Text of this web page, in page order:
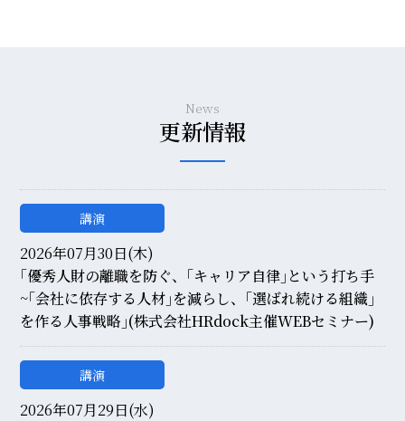
News
更新情報
講演
2026年07月30日(木)
｢優秀人財の離職を防ぐ、｢キャリア自律｣という打ち手
~｢会社に依存する人材｣を減らし、｢選ばれ続ける組織｣
を作る人事戦略｣(株式会社HRdock主催WEBセミナー)
講演
2026年07月29日(水)